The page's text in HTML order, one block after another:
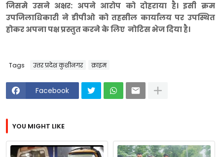
जिसमे उसने अक्षर: अपने आरोप को दोहराया है। इसी क्रम
उपजिलाधिकारी ने डीपीओ को तहसील कार्यालय पर उपस्थित
होकर अपना पक्ष प्रस्तुत करने के लिए नोटिस भेज दिया है।
Tags उत्तर प्रदेश कुशीनगर क्राइम
Facebook
YOU MIGHT LIKE